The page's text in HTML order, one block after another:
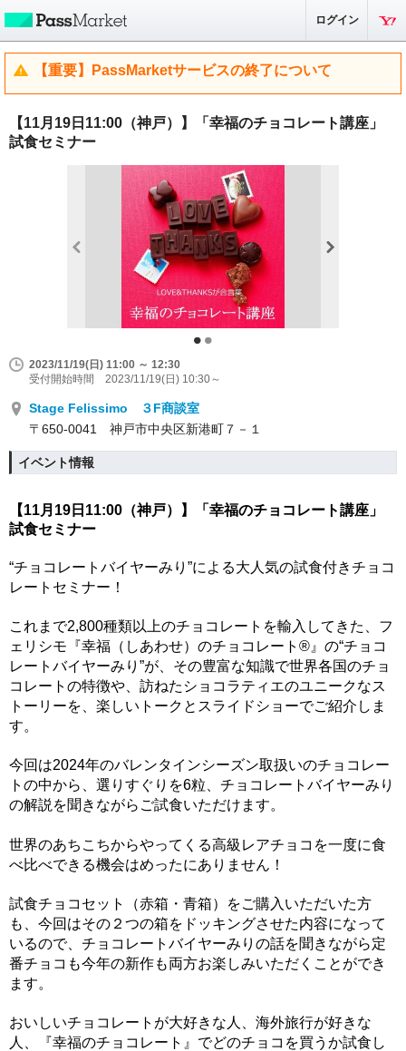
ログイン
【重要】PassMarketサービスの終了について
【11月19日11:00（神戸）】「幸福のチョコレート講座」
試食セミナー
2023/11/19(日) 11:00 ～ 12:30
受付開始時間 2023/11/19(日) 10:30～
Stage Felissimo ３F商談室
〒650‐0041 神戸市中央区新港町７－１
イベント情報
【11月19日11:00（神戸）】「幸福のチョコレート講座」
試食セミナー
“チョコレートバイヤーみり”による大人気の試食付きチョコ
レートセミナー！
これまで2,800種類以上のチョコレートを輸入してきた、フ
ェリシモ『幸福（しあわせ）のチョコレート®』の“チョコ
レートバイヤーみり”が、その豊富な知識で世界各国のチョ
コレートの特徴や、訪ねたショコラティエのユニークなス
トーリーを、楽しいトークとスライドショーでご紹介しま
す。
今回は2024年のバレンタインシーズン取扱いのチョコレー
トの中から、選りすぐりを6粒、チョコレートバイヤーみり
の解説を聞きながらご試食いただけます。
世界のあちこちからやってくる高級レアチョコを一度に食
べ比べできる機会はめったにありません！
試食チョコセット（赤箱・青箱）をご購入いただいた方
も、今回はその２つの箱をドッキングさせた内容になって
いるので、チョコレートバイヤーみりの話を聞きながら定
番チョコも今年の新作も両方お楽しみいただくことができ
ます。
おいしいチョコレートが大好きな人、海外旅行が好きな
人、『幸福のチョコレート』でどのチョコを買うか試食し